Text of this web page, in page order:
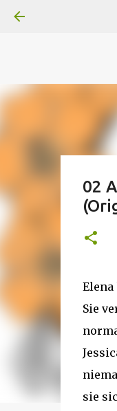
Superheldenserien
02
Sie
sie